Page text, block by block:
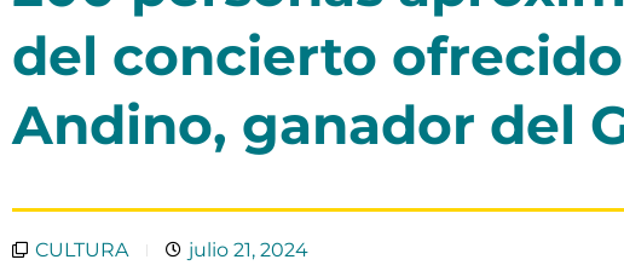
del concierto
Andino, ganador del
CULTURA
julio 21, 2024